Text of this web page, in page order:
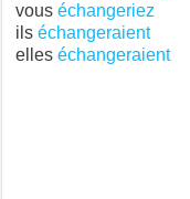
vous échangeriez
ils échangeraient
elles échangeraient